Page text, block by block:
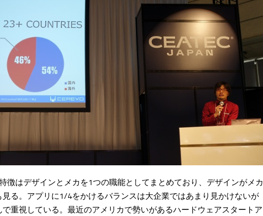
徴はデザインとメカを1つの職能としてまとめており、デザインがメカ
る。アプリに1/4をかけるバランスは大企業ではあまり見かけないが
重視している。最近のアメリカで勢いがあるハードウェアスタートア